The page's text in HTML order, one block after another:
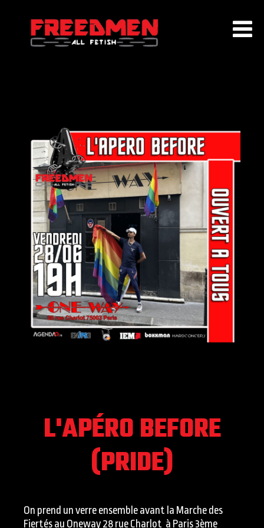
EVENEMENTS
AGENDA
ADHÉSION
PARTENAIRES
CONTACT
L'APÉRO BEFORE
(PRIDE)
On prend un verre ensemble avant la Marche des
Fiertés au Oneway 28 rue Charlot à Paris 3ème